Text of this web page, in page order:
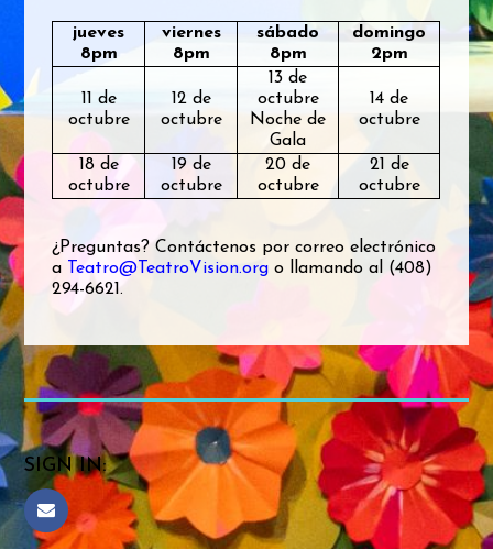
jueves
8pm
viernes
8pm
sábado
8pm
domingo
2pm
11 de
octubre
12 de
octubre
13 de
octubre
Noche de
Gala
14 de
octubre
18 de
octubre
19 de
octubre
20 de
octubre
21 de
octubre
¿Preguntas? Contáctenos por correo electrónico
a
Teatro@TeatroVision.org o llamando al (408)
294-6621.
SIGN IN: